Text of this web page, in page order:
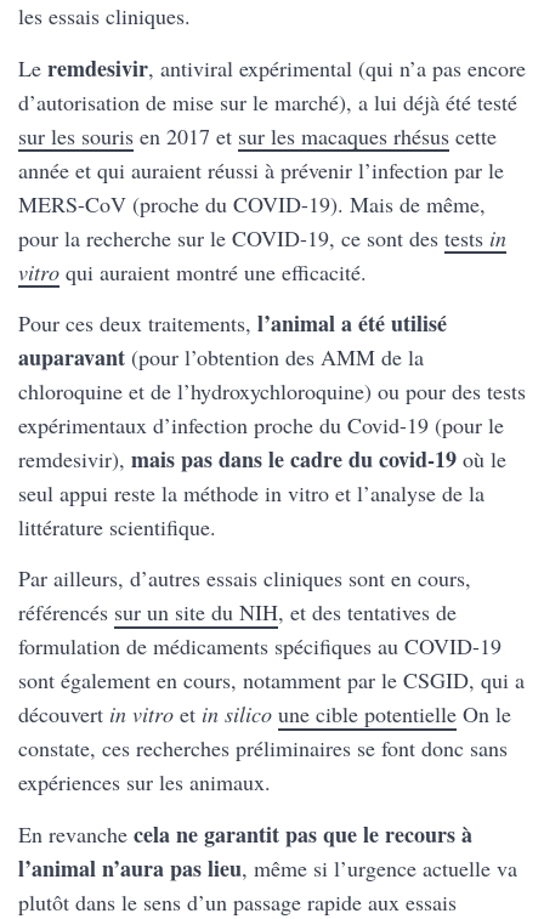
les essais cliniques.
Le remdesivir, antiviral expérimental (qui n’a pas encore
d’autorisation de mise sur le marché), a lui déjà été testé
sur les souris en 2017 et sur les macaques rhésus cette
année et qui auraient réussi à prévenir l’infection par le
MERS-CoV (proche du COVID-19). Mais de même,
pour la recherche sur le COVID-19, ce sont des tests in
vitro qui auraient montré une efficacité.
Pour ces deux traitements, l’animal a été utilisé
auparavant (pour l’obtention des AMM de la
chloroquine et de l’hydroxychloroquine) ou pour des tests
expérimentaux d’infection proche du Covid-19 (pour le
remdesivir), mais pas dans le cadre du covid-19 où le
seul appui reste la méthode in vitro et l’analyse de la
littérature scientifique.
Par ailleurs, d’autres essais cliniques sont en cours,
référencés sur un site du NIH, et des tentatives de
formulation de médicaments spécifiques au COVID-19
sont également en cours, notamment par le CSGID, qui a
découvert in vitro et in silico une cible potentielle On le
constate, ces recherches préliminaires se font donc sans
expériences sur les animaux.
En revanche cela ne garantit pas que le recours à
l’animal n’aura pas lieu, même si l’urgence actuelle va
plutôt dans le sens d’un passage rapide aux essais